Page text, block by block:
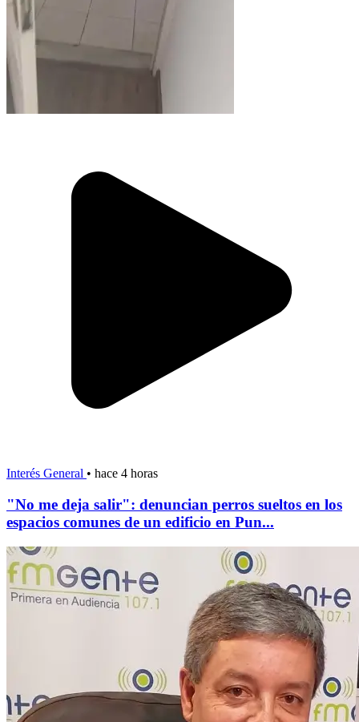
Interés General • hace 4 horas
"No me deja salir": denuncian perros sueltos en los
espacios comunes de un edificio en Pun...